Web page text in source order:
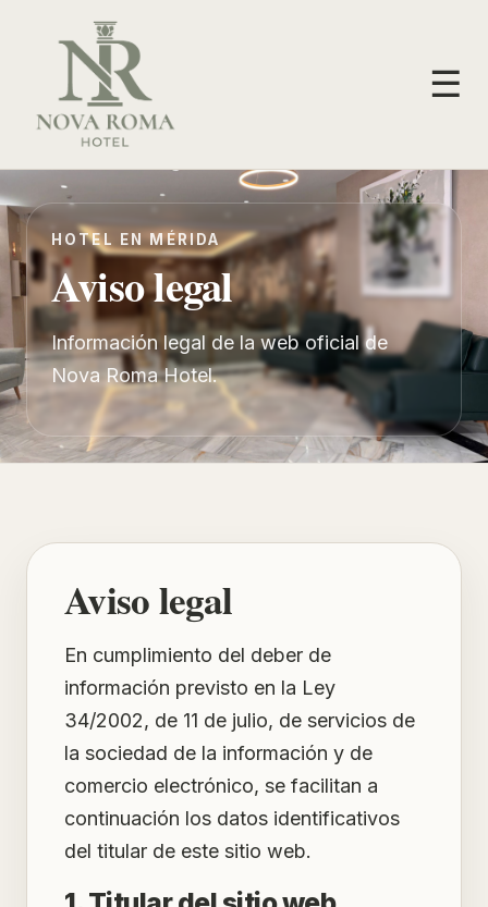
☰
HOTEL EN MÉRIDA
Aviso legal
Información legal de la web oficial de
Nova Roma Hotel.
Aviso legal
En cumplimiento del deber de
información previsto en la Ley
34/2002, de 11 de julio, de servicios de
la sociedad de la información y de
comercio electrónico, se facilitan a
continuación los datos identificativos
del titular de este sitio web.